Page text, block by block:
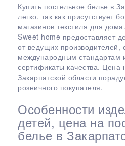
Купить постельное белье в
легко, так как присутствует
магазинов текстиля для
Sweet home предоставляет
от ведущих производителей,
международным
сертификаты качества. Цена
Закарпатской области
розничного покупателя.
Особенности
детей, цена на
белье в